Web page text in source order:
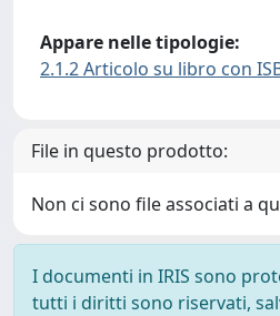
Appare nelle tipologie:
2.1.2 Articolo su libro con
File in questo prodotto:
Non ci sono file associati a
I documenti in IRIS sono
tutti i diritti sono riservati,